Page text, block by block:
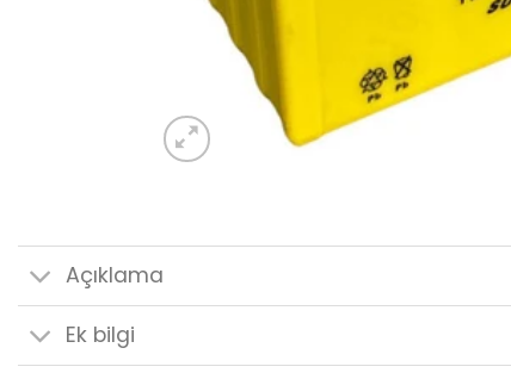
Açıklama
Ek bilgi